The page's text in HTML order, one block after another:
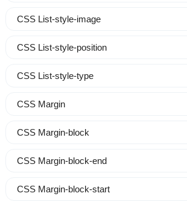
CSS List-style-image
CSS List-style-position
CSS List-style-type
CSS Margin
CSS Margin-block
CSS Margin-block-end
CSS Margin-block-start